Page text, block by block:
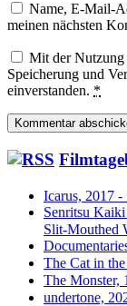
Name, E-Mail-
meinen nächsten
Mit der Nutzung
Speicherung und
einverstanden. *
Icarus,
Senritsu
Slit-
The Cat in
The Monster,
undertone,